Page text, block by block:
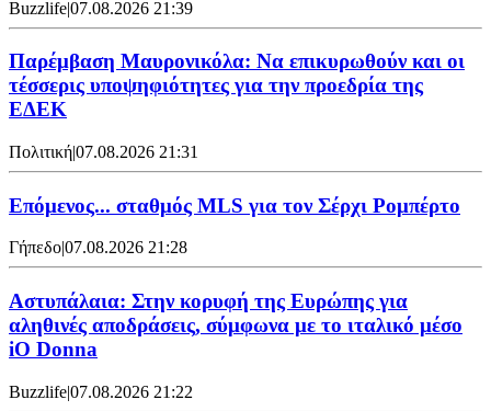
Buzzlife|07.08.2026 21:39
Παρέμβαση Μαυρονικόλα: Να επικυρωθούν και οι
τέσσερις υποψηφιότητες για την προεδρία της
ΕΔΕΚ
Πολιτική|07.08.2026 21:31
Επόμενος... σταθμός MLS για τον Σέρχι Ρομπέρτο
Γήπεδο07.08.2026 21:28
Αστυπάλαια: Στην κορυφή της Ευρώπης για
αληθινές αποδράσεις, σύμφωνα με το ιταλικό μέσο
iO Donna
Buzzlife|07.08.2026 21:22